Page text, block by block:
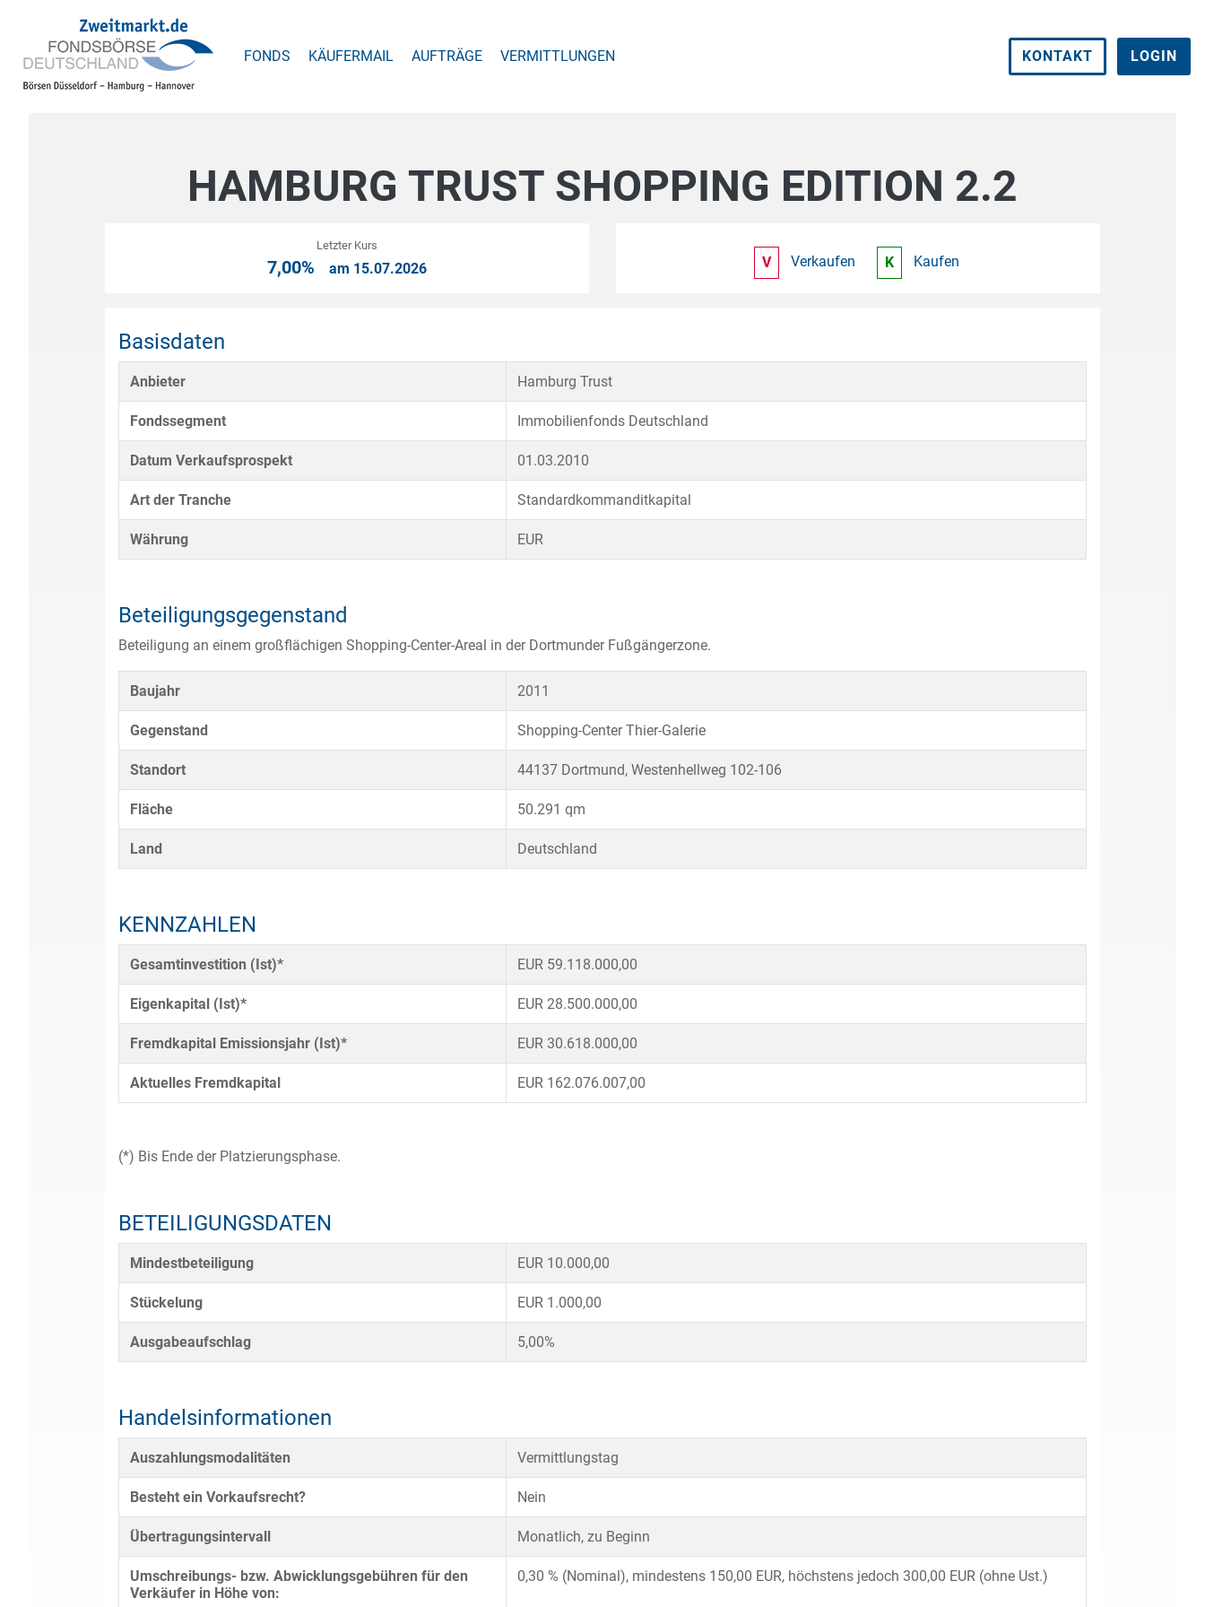
FONDS KÄUFERMAIL AUFTRÄGE VERMITTLUNGEN KONTAKT LOGIN
HAMBURG TRUST SHOPPING EDITION 2.2
Letzter Kurs
7,00% am 15.07.2026 V Verkaufen K Kaufen
Basisdaten
Anbieter Hamburg Trust
Fondssegment Immobilienfonds Deutschland
Datum Verkaufsprospekt 01.03.2010
Art der Tranche Standardkommanditkapital
Währung EUR
Beteiligungsgegenstand
Beteiligung an einem großflächigen Shopping-Center-Areal in der Dortmunder Fußgängerzone.
Baujahr 2011
Gegenstand Shopping-Center Thier-Galerie
Standort 44137 Dortmund, Westenhellweg 102-106
Fläche 50.291 qm
Land Deutschland
KENNZAHLEN
Gesamtinvestition (Ist)* EUR 59.118.000,00
Eigenkapital (Ist)* EUR 28.500.000,00
Fremdkapital Emissionsjahr (Ist)* EUR 30.618.000,00
Aktuelles Fremdkapital EUR 162.076.007,00
(*) Bis Ende der Platzierungsphase.
BETEILIGUNGSDATEN
Mindestbeteiligung EUR 10.000,00
Stückelung EUR 1.000,00
Ausgabeaufschlag 5,00%
Handelsinformationen
Auszahlungsmodalitäten Vermittlungstag
Besteht ein Vorkaufsrecht? Nein
Übertragungsintervall Monatlich, zu Beginn
Umschreibungs- bzw. Abwicklungsgebühren für den
Verkäufer in Höhe von:
0,30 % (Nominal), mindestens 150,00 EUR, höchstens jedoch 300,00 EUR (ohne Ust.)